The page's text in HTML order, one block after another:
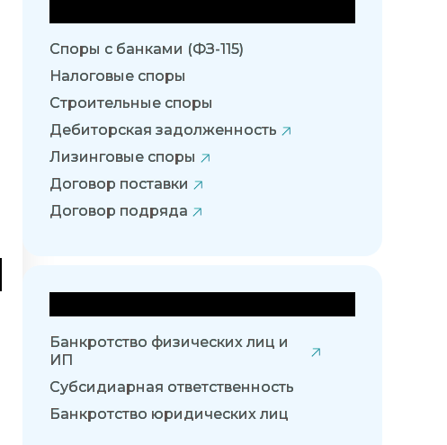
Споры с банками (ФЗ-115)
Налоговые споры
Строительные споры
Дебиторская задолженность
Лизинговые споры
Договор поставки
Договор подряда
Банкротство физических лиц и
ИП
Субсидиарная ответственность
Банкротство юридических лиц